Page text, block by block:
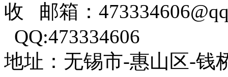
收 邮箱：
QQ:473334606
地址：无锡市-惠山区-钱